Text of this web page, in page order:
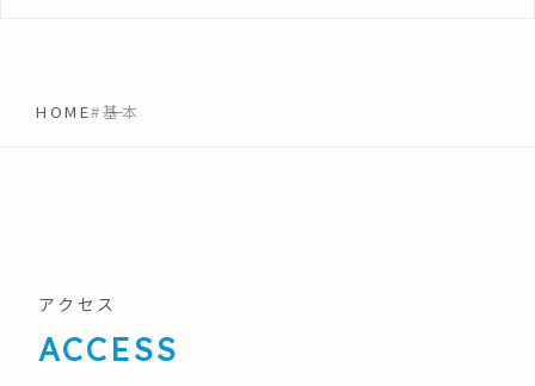
HOME#基本
アクセス
ACCESS